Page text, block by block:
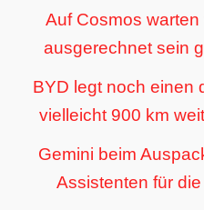
Auf Cosmos
ausgerechnet sein
BYD legt noch einen
vielleicht 900 km
Gemini beim
Assistenten für